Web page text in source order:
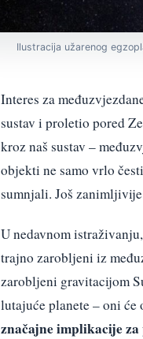
Ilustracija užarenog
Interes za
sustav i proletio pored
kroz naš sustav –
objekti ne samo vrlo
sumnjali. Još
U nedavnom
trajno zarobljeni iz
zarobljeni gravitacijom
lutajuće planete – oni će
značajne implikacije